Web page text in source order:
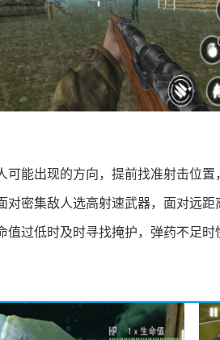
能出现的方向，提前找准射击位置
密集敌人选高射速武器，面对远距
过低时及时寻找掩护，弹药不足时